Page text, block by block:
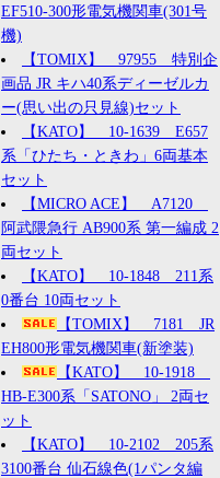
EF510-300形電気機関車(301号
機)
【TOMIX】 97955 特別企
画品 JR キハ40系ディーゼルカ
ー(思い出の只見線)セット
【KATO】 10-1639 E657
系「ひたち・ときわ」6両基本
セット
【MICRO ACE】 A7120
阿武隈急行 AB900系 第一編成 2
両セット
【KATO】 10-1848 211系
0番台 10両セット
【TOMIX】 7181 JR
EH800形電気機関車(新塗装)
【KATO】 10-1918
HB-E300系「SATONO」 2両セ
ット
【KATO】 10-2102 205系
3100番台 仙石線色(1パンタ編